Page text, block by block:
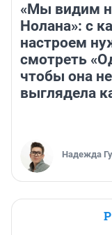
«Мы видим
Нолана»: с
настроем
смотреть
чтобы она не
выглядела
Надежда